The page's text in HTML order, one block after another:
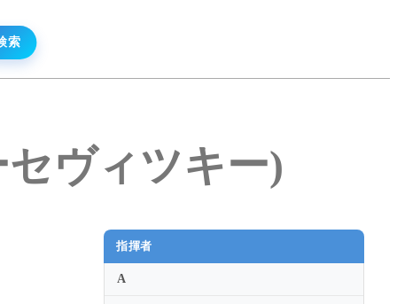
セヴィツキー)
指揮者
A